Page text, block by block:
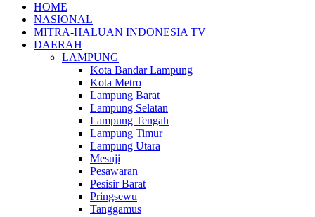
HOME
NASIONAL
MITRA-HALUAN INDONESIA TV
DAERAH
LAMPUNG
Kota Bandar Lampung
Kota Metro
Lampung Barat
Lampung Selatan
Lampung Tengah
Lampung Timur
Lampung Utara
Mesuji
Pesawaran
Pesisir Barat
Pringsewu
Tanggamus